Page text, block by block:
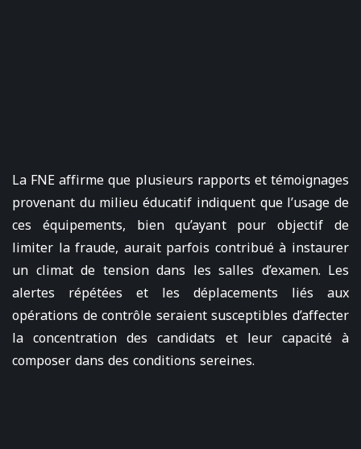
La FNE affirme que plusieurs rapports et témoignages
provenant du milieu éducatif indiquent que l’usage de
ces équipements, bien qu’ayant pour objectif de
limiter la fraude, aurait parfois contribué à instaurer
un climat de tension dans les salles d’examen. Les
alertes répétées et les déplacements liés aux
opérations de contrôle seraient susceptibles d’affecter
la concentration des candidats et leur capacité à
composer dans des conditions sereines.